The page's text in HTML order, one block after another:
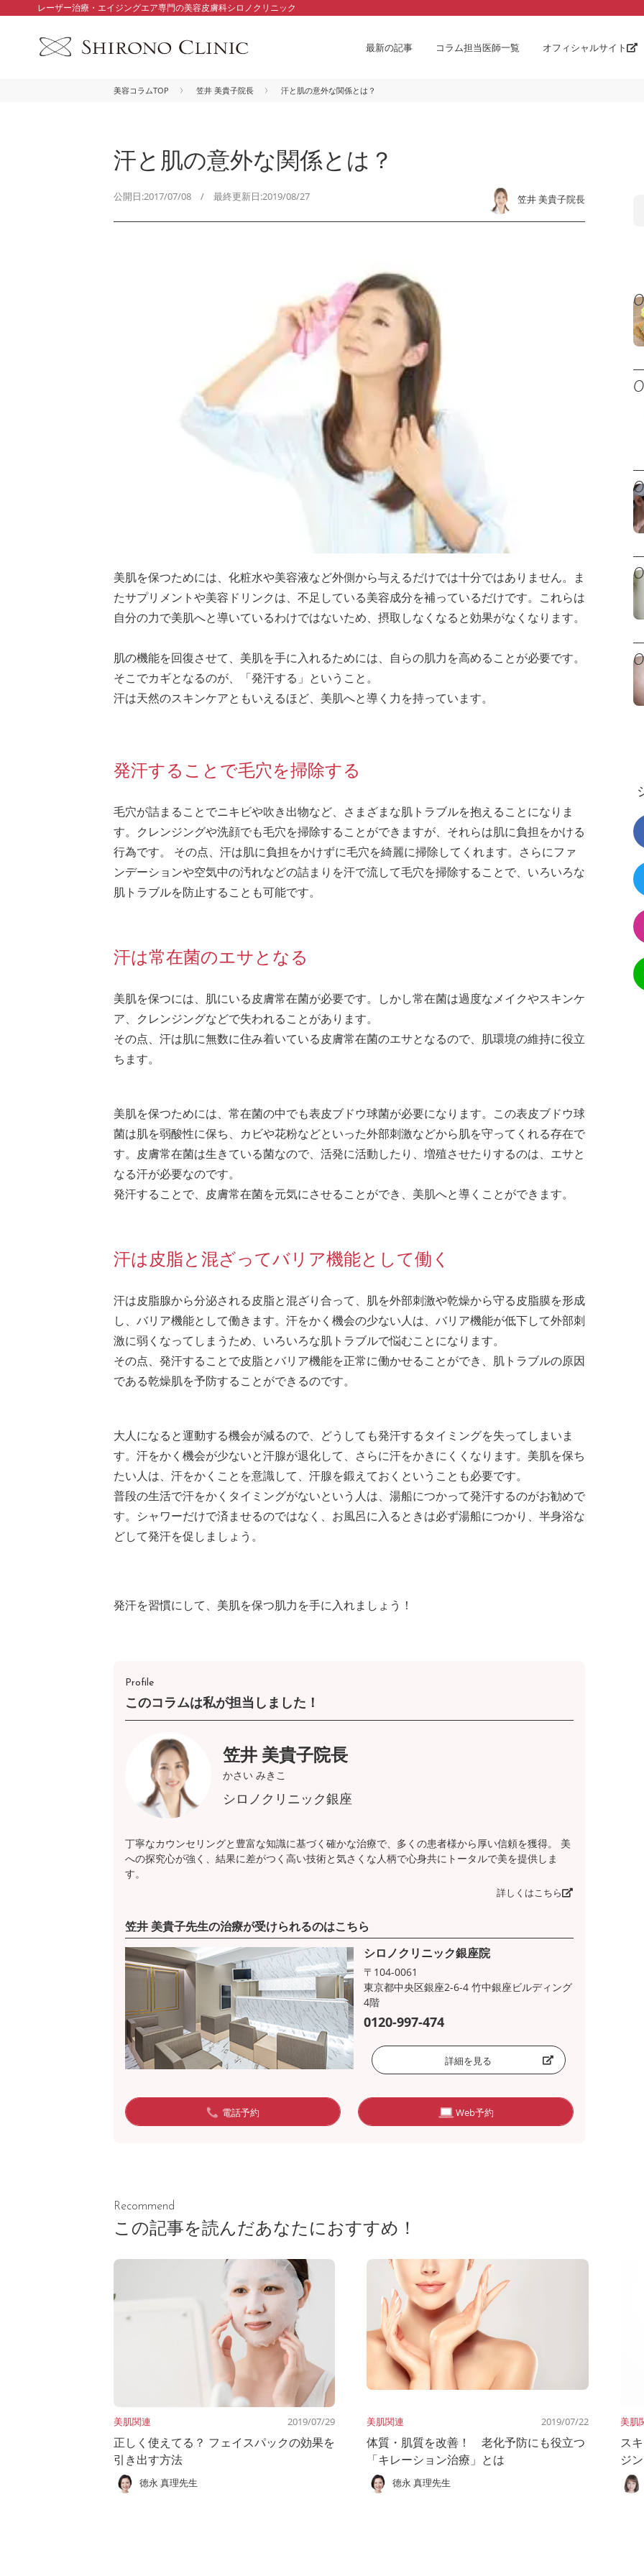
レーザー治療・エイジングエア専門の美容皮膚科シロノクリニック
最新の記事 コラム担当医師一覧 オフィシャルサイト
美容コラムTOP 笠井 美貴子院長 汗と肌の意外な関係とは？
汗と肌の意外な関係とは？
公開日:2017/07/08 / 最終更新日:2019/08/27 笠井 美貴子院長
美肌を保つためには、化粧水や美容液など外側から与えるだけでは十分ではありません。ま
たサプリメントや美容ドリンクは、不足している美容成分を補っているだけです。これらは
自分の力で美肌へと導いているわけではないため、摂取しなくなると効果がなくなります。
肌の機能を回復させて、美肌を手に入れるためには、自らの肌力を高めることが必要です。
そこでカギとなるのが、「発汗する」ということ。
汗は天然のスキンケアともいえるほど、美肌へと導く力を持っています。
発汗することで毛穴を掃除する
毛穴が詰まることでニキビや吹き出物など、さまざまな肌トラブルを抱えることになりま
す。クレンジングや洗顔でも毛穴を掃除することができますが、それらは肌に負担をかける
行為です。 その点、汗は肌に負担をかけずに毛穴を綺麗に掃除してくれます。さらにファ
ンデーションや空気中の汚れなどの詰まりを汗で流して毛穴を掃除することで、いろいろな
肌トラブルを防止することも可能です。
汗は常在菌のエサとなる
美肌を保つには、肌にいる皮膚常在菌が必要です。しかし常在菌は過度なメイクやスキンケ
ア、クレンジングなどで失われることがあります。
その点、汗は肌に無数に住み着いている皮膚常在菌のエサとなるので、肌環境の維持に役立
ちます。
美肌を保つためには、常在菌の中でも表皮ブドウ球菌が必要になります。この表皮ブドウ球
菌は肌を弱酸性に保ち、カビや花粉などといった外部刺激などから肌を守ってくれる存在で
す。皮膚常在菌は生きている菌なので、活発に活動したり、増殖させたりするのは、エサと
なる汗が必要なのです。
発汗することで、皮膚常在菌を元気にさせることができ、美肌へと導くことができます。
汗は皮脂と混ざってバリア機能として働く
汗は皮脂腺から分泌される皮脂と混ざり合って、肌を外部刺激や乾燥から守る皮脂膜を形成
し、バリア機能として働きます。汗をかく機会の少ない人は、バリア機能が低下して外部刺
激に弱くなってしまうため、いろいろな肌トラブルで悩むことになります。
その点、発汗することで皮脂とバリア機能を正常に働かせることができ、肌トラブルの原因
である乾燥肌を予防することができるのです。
大人になると運動する機会が減るので、どうしても発汗するタイミングを失ってしまいま
す。汗をかく機会が少ないと汗腺が退化して、さらに汗をかきにくくなります。美肌を保ち
たい人は、汗をかくことを意識して、汗腺を鍛えておくということも必要です。
普段の生活で汗をかくタイミングがないという人は、湯船につかって発汗するのがお勧めで
す。シャワーだけで済ませるのではなく、お風呂に入るときは必ず湯船につかり、半身浴な
どして発汗を促しましょう。
発汗を習慣にして、美肌を保つ肌力を手に入れましょう！
Profile
このコラムは私が担当しました！
笠井 美貴子院長
かさい みきこ
シロノクリニック銀座
丁寧なカウンセリングと豊富な知識に基づく確かな治療で、多くの患者様から厚い信頼を獲得。 美
への探究心が強く、結果に差がつく高い技術と気さくな人柄で心身共にトータルで美を提供しま
す。
詳しくはこちら
笠井 美貴子先生の治療が受けられるのはこちら
シロノクリニック銀座院
〒104-0061
東京都中央区銀座2-6-4 竹中銀座ビルディング
4階
0120-997-474
詳細を見る
電話予約 Web予約
Recommend
この記事を読んだあなたにおすすめ！
美肌関連 2019/07/29
正しく使えてる？ フェイスパックの効果を
引き出す方法
徳永 真理先生
美肌関連 2019/07/22
体質・肌質を改善！ 老化予防にも役立つ
「キレーション治療」とは
徳永 真理先生
美肌
ス
ジ